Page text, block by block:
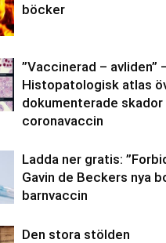
böcker
”Vaccinerad – avliden”
Histopatologisk atlas
dokumenterade skador
coronavaccin
Ladda ner gratis:
Gavin de Beckers nya
barnvaccin
Den stora stölden